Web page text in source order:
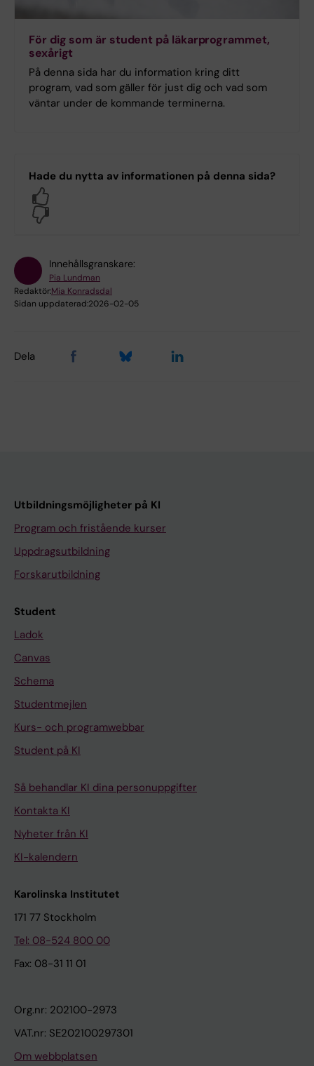
För dig som är student på läkarprogrammet,
sexårigt
På denna sida har du information kring ditt
program, vad som gäller för just dig och vad som
väntar under de kommande terminerna.
Hade du nytta av informationen på denna sida?
Innehållsgranskare:
Pia Lundman
Redaktör:Mia Konradsdal
Sidan uppdaterad:2026-02-05
Dela
Utbildningsmöjligheter på KI
Program och fristående kurser
Uppdragsutbildning
Forskarutbildning
Student
Ladok
Canvas
Schema
Studentmejlen
Kurs- och programwebbar
Student på KI
Så behandlar KI dina personuppgifter
Kontakta KI
Nyheter från KI
KI-kalendern
Karolinska Institutet
171 77 Stockholm
Tel: 08-524 800 00
Fax: 08-31 11 01
Org.nr: 202100-2973
VAT.nr: SE202100297301
Om webbplatsen